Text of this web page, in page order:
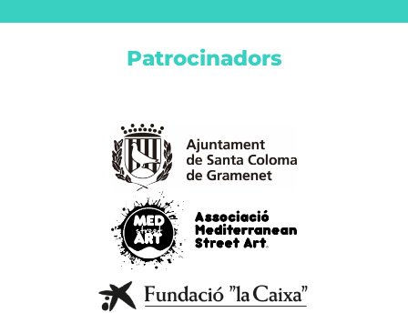
Patrocinadors